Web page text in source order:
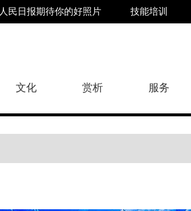
人民日报期待你的好照片 技能培训
文化 赏析 服务